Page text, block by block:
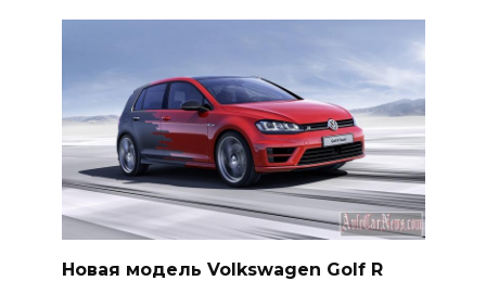
Новая модель Volkswagen Golf R